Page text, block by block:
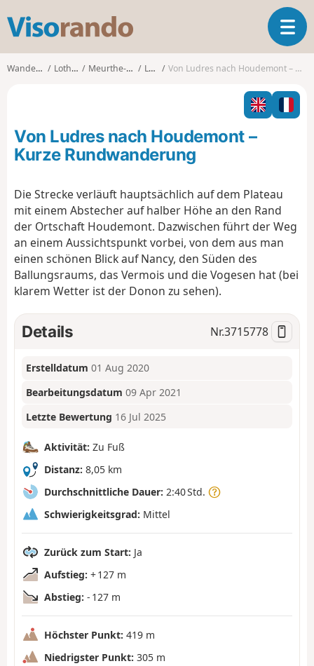
s
o
T
o
l
n
i
Wanderungen Lothringen Meurthe-et-Moselle Ludres Von Ludres nach Houdemont – Kurze Rundwanderung
Von Ludres nach Houdemont –
Kurze Rundwanderung
Die Strecke verläuft hauptsächlich auf dem Plateau
mit einem Abstecher auf halber Höhe an den Rand
der Ortschaft Houdemont. Dazwischen führt der Weg
an einem Aussichtspunkt vorbei, von dem aus man
einen schönen Blick auf Nancy, den Süden des
Ballungsraums, das Vermois und die Vogesen hat (bei
klarem Wetter ist der Donon zu sehen).
Details Nr.3715778
Erstelldatum 01 Aug 2020
Bearbeitungsdatum 09 Apr 2021
Letzte Bewertung 16 Jul 2025
Aktivität: Zu Fuß
Distanz: 8,05 km
Durchschnittliche Dauer: 2:40 Std.
Schwierigkeitsgrad: Mittel
Zurück zum Start: Ja
Aufstieg: + 127 m
Abstieg: - 127 m
Höchster Punkt: 419 m
Niedrigster Punkt: 305 m